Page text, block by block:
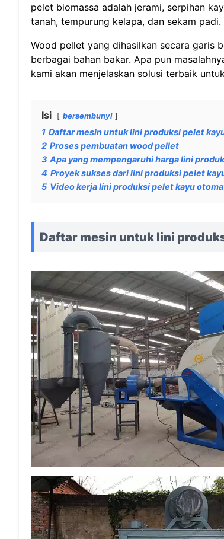
pelet biomassa adalah jerami, serpihan
tanah, tempurung kelapa, dan sekam padi.
Wood pellet yang dihasilkan secara garis
berbagai bahan bakar. Apa pun
kami akan menjelaskan solusi terbaik
Isi bersembunyi
1 Daftar mesin untuk lini produksi pelet
2 Proses pembuatan wood pellet
3 Apa yang mempengaruhi harga lini
4 Proyek sukses dari lini produksi pelet
5 Video kerja lini produksi pelet kayu
Daftar mesin untuk lini